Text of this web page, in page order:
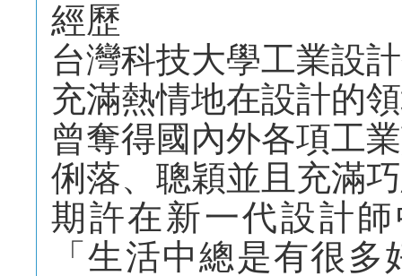
經歷
台灣科技大學工業設
充滿熱情地在設計的
曾奪得國內外各項工
俐落、聰穎並且充滿
期許在新一代設計
「生活中總是有很